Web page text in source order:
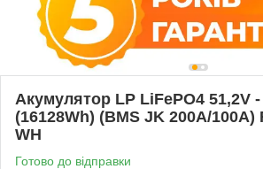
Акумулятор LP LiFePO4 51,2V -
(16128Wh) (BMS JK 200A/100А)
WH
Готово до відправки